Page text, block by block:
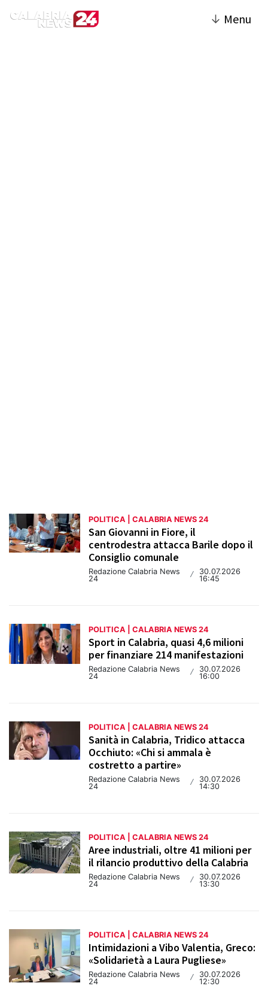
↓ Menu
POLITICA | CALABRIA NEWS 24
San Giovanni in Fiore, il
centrodestra attacca Barile dopo il
Consiglio comunale
Redazione Calabria News
24
/
30.07.2026
16:45
POLITICA | CALABRIA NEWS 24
Sport in Calabria, quasi 4,6 milioni
per finanziare 214 manifestazioni
Redazione Calabria News
24
/
30.07.2026
16:00
POLITICA | CALABRIA NEWS 24
Sanità in Calabria, Tridico attacca
Occhiuto: «Chi si ammala è
costretto a partire»
Redazione Calabria News
24
/
30.07.2026
14:30
POLITICA | CALABRIA NEWS 24
Aree industriali, oltre 41 milioni per
il rilancio produttivo della Calabria
Redazione Calabria News
24
/
30.07.2026
13:30
POLITICA | CALABRIA NEWS 24
Intimidazioni a Vibo Valentia, Greco:
«Solidarietà a Laura Pugliese»
Redazione Calabria News
24
/
30.07.2026
12:30